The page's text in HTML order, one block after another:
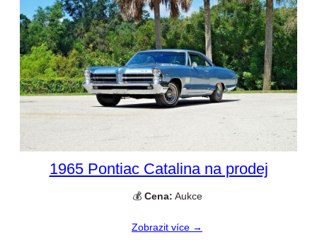
1965 Pontiac Catalina na prodej
💰 Cena: Aukce
Zobrazit více →